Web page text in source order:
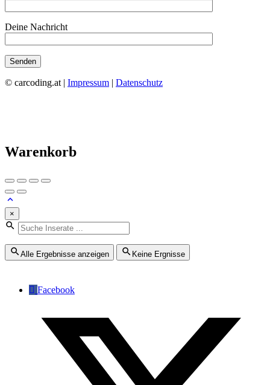
Deine Nachricht
© carcoding.at | Impressum | Datenschutz
Warenkorb
×
Alle Ergebnisse anzeigen Keine Ergnisse
Facebook